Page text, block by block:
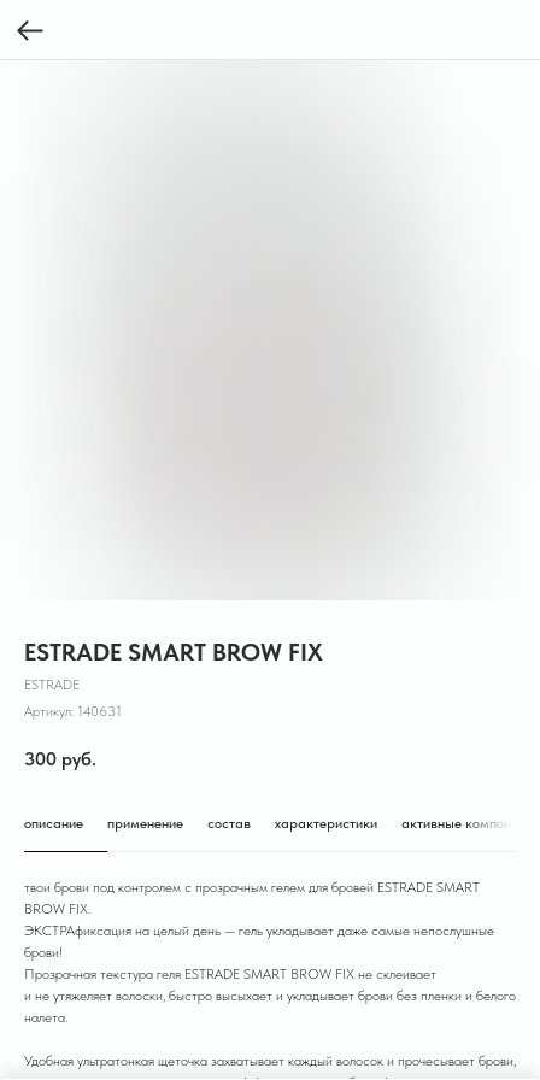
ESTRADE SMART BROW FIX
ESTRADE
Артикул: 140631
300 руб.
описание применение состав характеристики активные компоненты
твои брови под контролем с прозрачным гелем для бровей ESTRADE SMART
BROW FIX.
ЭКСТРАфиксация на целый день — гель укладывает даже самые непослушные
брови!
Прозрачная текстура геля ESTRADE SMART BROW FIX не склеивает
и не утяжеляет волоски, быстро высыхает и укладывает брови без пленки и белого
налета.
Удобная ультратонкая щеточка захватывает каждый волосок и прочесывает брови,